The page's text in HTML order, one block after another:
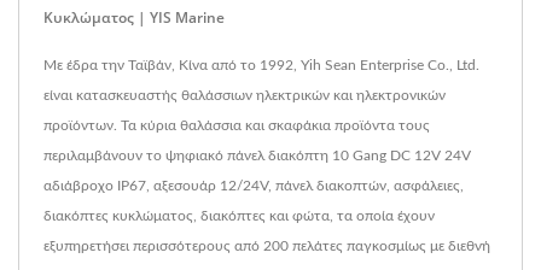
Κυκλώματος | YIS Marine
Με έδρα την Ταϊβάν, Κίνα από το 1992, Yih Sean Enterprise Co., Ltd.
είναι κατασκευαστής θαλάσσιων ηλεκτρικών και ηλεκτρονικών
προϊόντων. Τα κύρια θαλάσσια και σκαφάκια προϊόντα τους
περιλαμβάνουν το ψηφιακό πάνελ διακόπτη 10 Gang DC 12V 24V
αδιάβροχο IP67, αξεσουάρ 12/24V, πάνελ διακοπτών, ασφάλειες,
διακόπτες κυκλώματος, διακόπτες και φώτα, τα οποία έχουν
εξυπηρετήσει περισσότερους από 200 πελάτες παγκοσμίως με διεθνή